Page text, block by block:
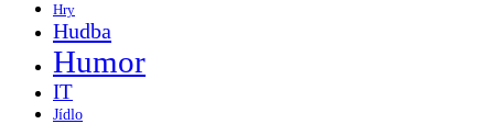
Hry
Hudba
Humor
IT
Jídlo